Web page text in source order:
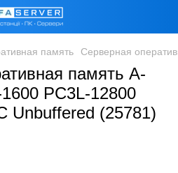
память Серверная
память A-
PC3L-12800
Unbuffered (25781)